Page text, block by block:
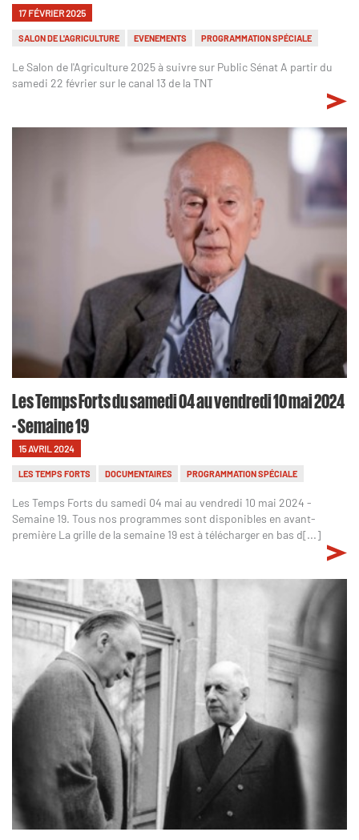
17 FÉVRIER 2025
SALON DE L'AGRICULTURE EVENEMENTS PROGRAMMATION SPÉCIALE
Le Salon de l'Agriculture 2025 à suivre sur Public Sénat A partir du
samedi 22 février sur le canal 13 de la TNT
Les Temps Forts du samedi 04 au vendredi 10 mai 2024
- Semaine 19
15 AVRIL 2024
LES TEMPS FORTS DOCUMENTAIRES PROGRAMMATION SPÉCIALE
Les Temps Forts du samedi 04 mai au vendredi 10 mai 2024 -
Semaine 19. Tous nos programmes sont disponibles en avant-
première La grille de la semaine 19 est à télécharger en bas d[...]